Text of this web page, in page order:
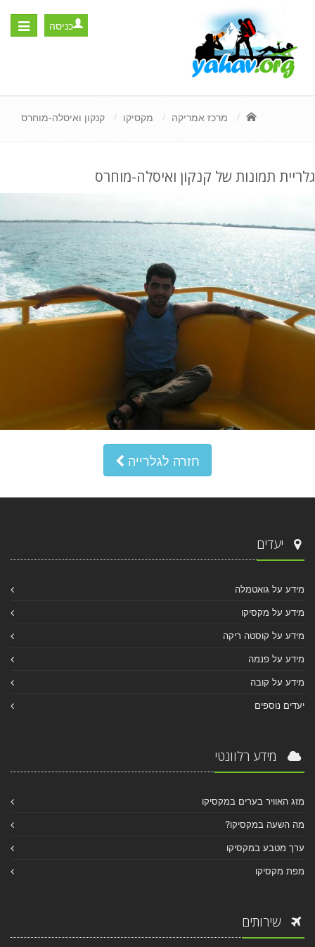
Toggle
כניסה
מרכז אמריקה מקסיקו קנקון ואיסלה-מוחרס
גלריית תמונות של קנקון ואיסלה-מוחרס
חזרה לגלרייה
יעדים
מידע על גואטמלה
מידע על מקסיקו
מידע על קוסטה ריקה
מידע על פנמה
מידע על קובה
יעדים נוספים
מידע רלוונטי
מזג האוויר בערים במקסיקו
מה השעה במקסיקו?
ערך מטבע במקסיקו
מפת מקסיקו
שירותים